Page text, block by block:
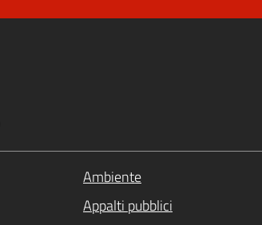
Ambiente
Appalti pubblici